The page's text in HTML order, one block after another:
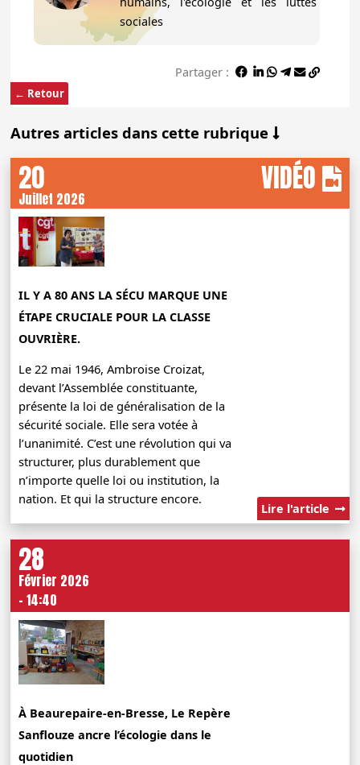
← Retour
sociales
Partager :
Autres articles dans cette rubrique
VIDÉO
20
Juillet 2026
IL Y A 80 ANS LA SÉCU MARQUE UNE
ÉTAPE CRUCIALE POUR LA CLASSE
OUVRIÈRE.
Le 22 mai 1946, Ambroise Croizat,
devant l’Assemblée constituante,
présente la loi de généralisation de la
sécurité sociale. Elle sera votée à
l’unanimité. C’est une révolution qui va
structurer, plus durablement que
n’importe quelle loi ou institution, la
nation. Et qui la structure encore.
Lire l'article
28
Février 2026
- 14:40
À Beaurepaire-en-Bresse, Le Repère
Sanflouze ancre l’écologie dans le
quotidien